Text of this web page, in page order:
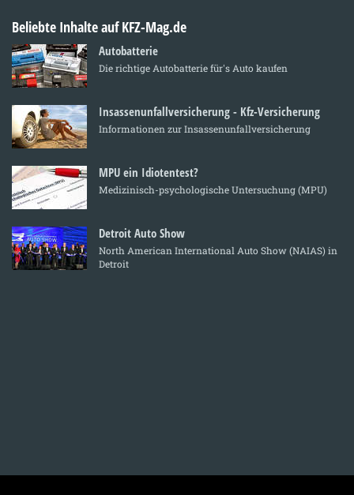
Beliebte Inhalte auf KFZ-Mag.de
Autobatterie
Die richtige Autobatterie für's Auto kaufen
Insassenunfallversicherung - Kfz-Versicherung
Informationen zur Insassenunfallversicherung
MPU ein Idiotentest?
Medizinisch-psychologische Untersuchung (MPU)
Detroit Auto Show
North American International Auto Show (NAIAS) in
Detroit